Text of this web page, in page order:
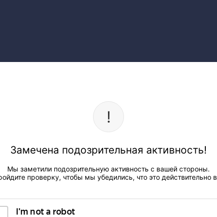
Замечена подозрительная активность!
Мы заметили подозрительную активность с вашей стороны.
проверку, чтобы мы убедились, что это действительно